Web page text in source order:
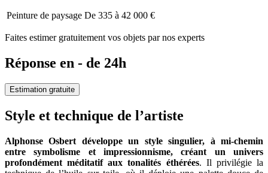
Peinture de paysage De 335 à 42 000 €
Faites estimer gratuitement vos objets par nos experts
Réponse en - de 24h
Estimation gratuite
Style et technique de l’artiste
Alphonse Osbert développe un style singulier, à mi-chemin
entre symbolisme et impressionnisme, créant un univers
profondément méditatif aux tonalités éthérées. Il privilégie la